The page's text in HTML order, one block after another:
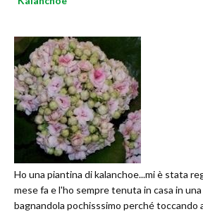
Ho una piantina di kalanchoe...mi è stata
mese fa e l'ho sempre tenuta in casa in una
bagnandola pochisssimo perché toccando